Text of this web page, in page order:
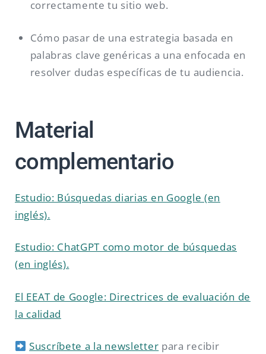
correctamente tu sitio web.
Cómo pasar de una estrategia basada en
palabras clave genéricas a una enfocada en
resolver dudas específicas de tu audiencia.
Material
complementario
Estudio: Búsquedas diarias en Google (en
inglés).
Estudio: ChatGPT como motor de búsquedas
(en inglés).
El EEAT de Google: Directrices de evaluación de
la calidad
Suscríbete a la newsletter para recibir